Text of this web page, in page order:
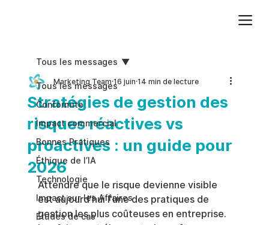
Tous les messages
Conformite
Impact commercial
Bonnes Pratiques
Éthique de l’IA
Technologie
Impact sur les Affaires
Études de cas
Tous les messages
Stratégies de gestion des
risques réactives vs
proactives : un guide pour
2026
Marketing Team 16 juin 14 min de lecture
Attendre que le risque devienne visible
est aujourd'hui l'une des pratiques de
gestion les plus coûteuses en entreprise.